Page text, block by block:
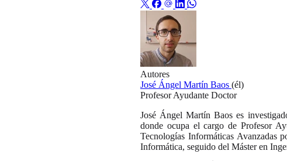
Autores
José Ángel Martín Baos (él)
Profesor Ayudante Doctor
José Ángel Martín Baos es
donde ocupa el cargo de Profesor
Tecnologías Informáticas Avanzadas
Informática, seguido del Máster en